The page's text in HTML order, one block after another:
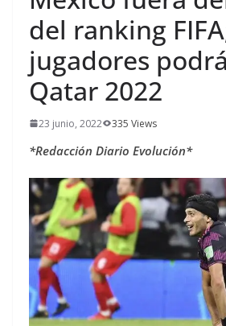
del ranking
jugadores
Qatar 2022
23 junio, 2022 335 Views
*Redacción Diario Evolución*